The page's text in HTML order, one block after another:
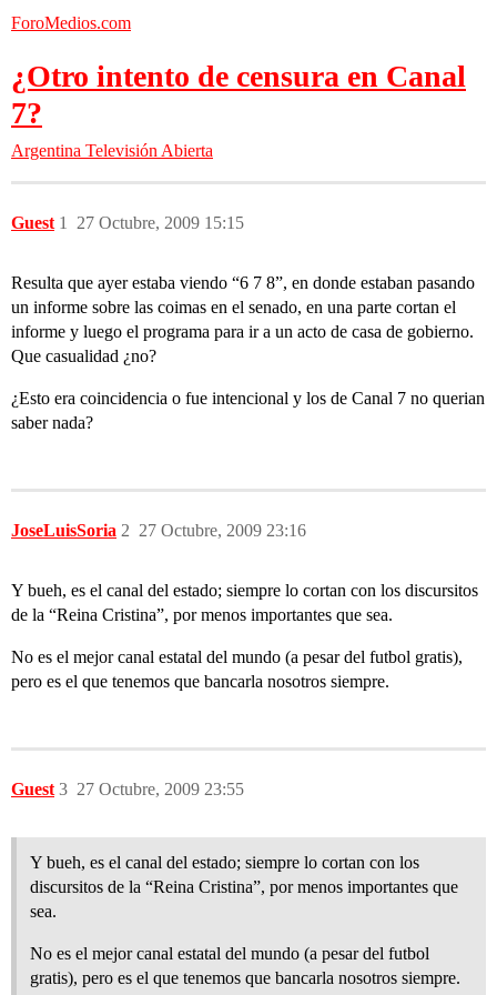
ForoMedios.com
¿Otro intento de censura en Canal
7?
Argentina Televisión Abierta
Guest 27 Octubre, 2009 15:15
1
Resulta que ayer estaba viendo “6 7 8”, en donde estaban pasando
un informe sobre las coimas en el senado, en una parte cortan el
informe y luego el programa para ir a un acto de casa de gobierno.
Que casualidad ¿no?
¿Esto era coincidencia o fue intencional y los de Canal 7 no querian
saber nada?
JoseLuisSoria 27 Octubre, 2009 23:16
2
Y bueh, es el canal del estado; siempre lo cortan con los discursitos
de la “Reina Cristina”, por menos importantes que sea.
No es el mejor canal estatal del mundo (a pesar del futbol gratis),
pero es el que tenemos que bancarla nosotros siempre.
Guest 27 Octubre, 2009 23:55
3
Y bueh, es el canal del estado; siempre lo cortan con los
discursitos de la “Reina Cristina”, por menos importantes que
sea.
No es el mejor canal estatal del mundo (a pesar del futbol
gratis), pero es el que tenemos que bancarla nosotros siempre.